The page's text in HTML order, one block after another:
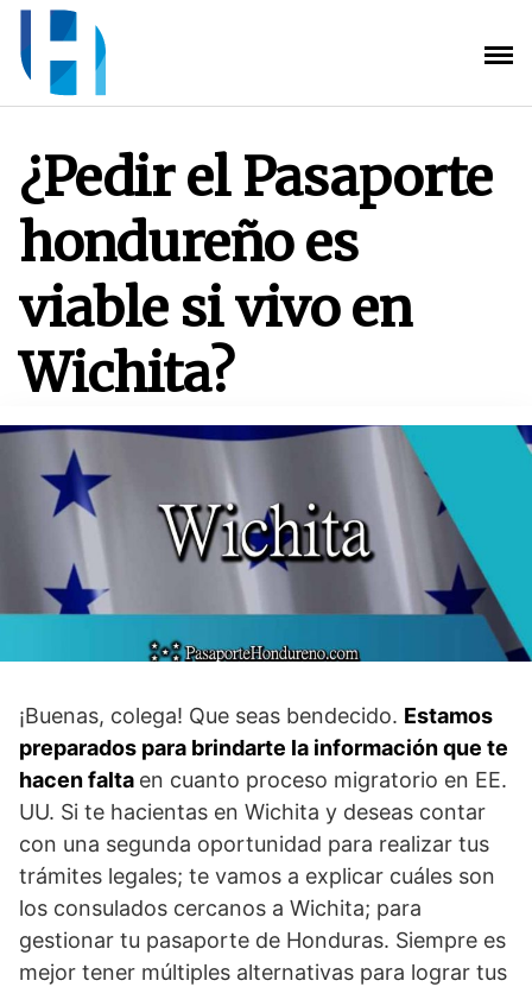
Saltar
contenido
¿Pedir el Pasaporte
hondureño es
viable si vivo en
Wichita?
¡Buenas, colega! Que seas bendecido. Estamos
preparados para brindarte la información que te
hacen falta en cuanto proceso migratorio en EE.
UU. Si te hacientas en Wichita y deseas contar
con una segunda oportunidad para realizar tus
trámites legales; te vamos a explicar cuáles son
los consulados cercanos a Wichita; para
gestionar tu pasaporte de Honduras. Siempre es
mejor tener múltiples alternativas para lograr tus